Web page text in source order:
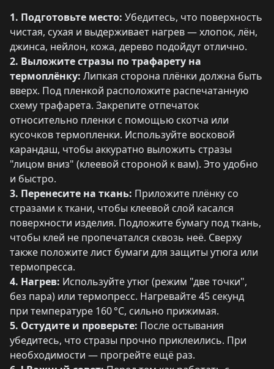
1. Подготовьте место: Убедитесь, что поверхность
чистая, сухая и выдерживает нагрев — хлопок, лён,
джинса, нейлон, кожа, дерево подойдут отлично.
2. Выложите стразы по трафарету на
термоплёнку: Липкая сторона плёнки должна быть
вверх. Под пленкой расположите распечатанную
схему трафарета. Закрепите отпечаток
относительно пленки с помощью скотча или
кусочков термопленки. Используйте восковой
карандаш, чтобы аккуратно выложить стразы
"лицом вниз" (клеевой стороной к вам). Это удобно
и быстро.
3. Перенесите на ткань: Приложите плёнку со
стразами к ткани, чтобы клеевой слой касался
поверхности изделия. Подложите бумагу под ткань,
чтобы клей не пропечатался сквозь неё. Сверху
также положите лист бумаги для защиты утюга или
термопресса.
4. Нагрев: Используйте утюг (режим "две точки",
без пара) или термопресс. Нагревайте 45 секунд
при температуре 160 °C, сильно прижимая.
5. Остудите и проверьте: После остывания
убедитесь, что стразы прочно приклеились. При
необходимости — прогрейте ещё раз.